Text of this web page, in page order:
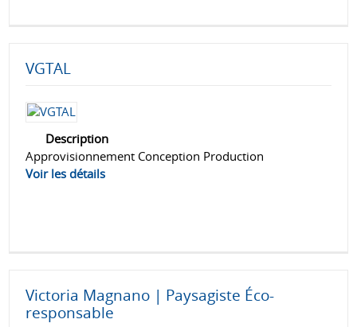
VGTAL
Description
Approvisionnement Conception Production
Voir les détails
Victoria Magnano | Paysagiste Éco-
responsable